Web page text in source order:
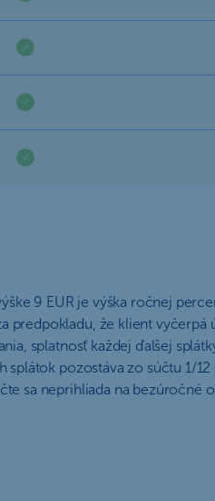
9 EUR je výška ročnej
predpokladu, že klient
splatnosť každej ďalšej
pozostáva zo súčtu 1/12
sa neprihliada na bezúročné